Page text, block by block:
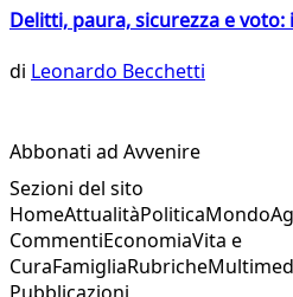
Delitti, paura, sicurezza e
di Leonardo Becchetti
Abbonati ad Avvenire
Sezioni del sito
HomeAttualitàPoliticaMondo
CommentiEconomiaVita e
CuraFamigliaRubriche